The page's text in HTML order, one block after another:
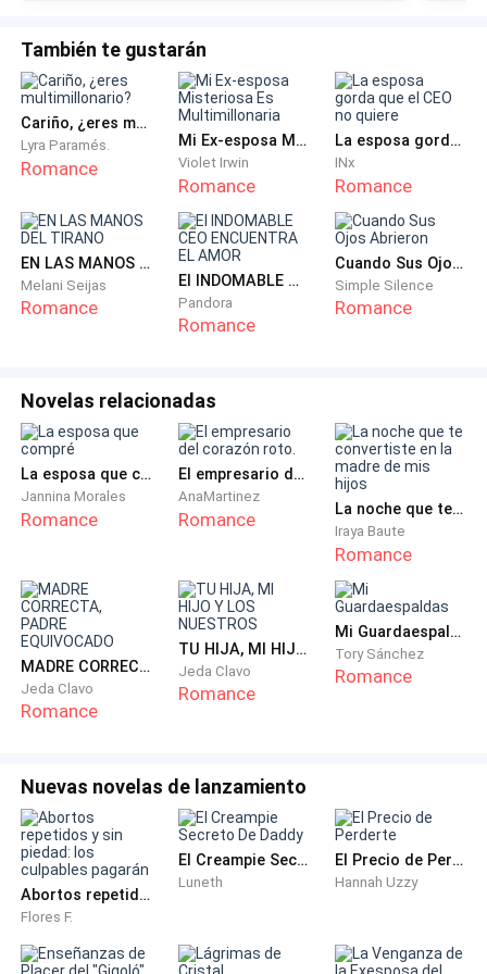
de la tecnología. Y luego está Frank, quien llamó mi
atención desde el principio: rubio, ojos azules, cuerpo
trabajado, el tipo de hombre que atrae miradas sin
esfuerzo. Es muy profesional, aunque tiene un
defecto evidente: nunca deja de hablar de la agente
Según él, la tiene superada. Fueron novios en la
academia, pero ahora Emilia está felizmente casada
con un importante detective del FBI. Aún así, Frank
nunca deja de mencionarla, como si su historia no
relaciones, pero fracasan estrepitosamente. Todos
sabemos por qué, aunque él parece no querer
admitirlo.
Poco después de llegar al equipo, salimos a cenar. Fue
entonces cuando entendí por qué sus romances no
prosperaban. En lugar de centrarse en nosotros,
pasamos la mayor parte de la noche hablando de
Emilia, de su esposo Nathan, incluso de su hijo. No me
molestó escucharlo, pero después de un tiempo se
volvió incómodo. La intención de salir juntos era
conocernos o al menos, eso creía yo.
al menos no fuera de un contexto estrictamente
amistoso.
Termino mi café, me cepillo los dientes y salgo rumbo
a las oficinas. La humedad del aire envuelve la ciudad,
y las calles parecen teñidas de un gris melancólico
bajo la lluvia persistente.
También te gustarán
Cariño, ¿eres multimillonario?
Lyra Paramés.
Romance
Mi Ex-esposa Misteriosa Es Multimillonaria
Violet Irwin
Romance
La esposa gorda que el CEO no quiere
INx
Romance
EN LAS MANOS DEL TIRANO
Melani Seijas
Romance
El INDOMABLE CEO ENCUENTRA EL AMOR
Pandora
Romance
Cuando Sus Ojos Abrieron
Simple Silence
Romance
Novelas relacionadas
La esposa que compré
Jannina Morales
Romance
El empresario del corazón roto.
AnaMartinez
Romance La noche que te convertiste en la madre de mis hijos
Iraya Baute
Romance
MADRE CORRECTA, PADRE EQUIVOCADO
Jeda Clavo
Romance
TU HIJA, MI HIJO Y LOS NUESTROS
Jeda Clavo
Romance
Mi Guardaespaldas
Tory Sánchez
Romance
Nuevas novelas de lanzamiento
Abortos repetidos y sin piedad: los culpables pagarán
Flores F.
El Creampie Secreto De Daddy
Luneth
El Precio de Perderte
Hannah Uzzy